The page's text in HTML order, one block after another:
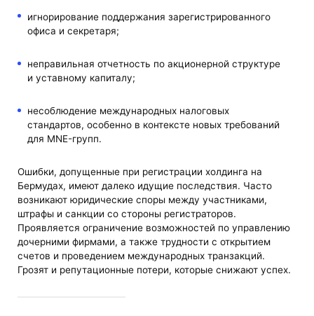
игнорирование поддержания зарегистрированного
офиса и секретаря;
неправильная отчетность по акционерной структуре
и уставному капиталу;
несоблюдение международных налоговых
стандартов, особенно в контексте новых требований
для MNE-групп.
Ошибки, допущенные при регистрации холдинга на
Бермудах, имеют далеко идущие последствия. Часто
возникают юридические споры между участниками,
штрафы и санкции со стороны регистраторов.
Проявляется ограничение возможностей по управлению
дочерними фирмами, а также трудности с открытием
счетов и проведением международных транзакций.
Грозят и репутационные потери, которые снижают успех.